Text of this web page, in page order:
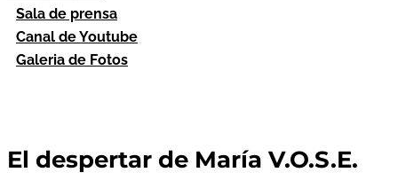
Sala de prensa
Canal de Youtube
Galeria de Fotos
El despertar de María V.O.S.E.